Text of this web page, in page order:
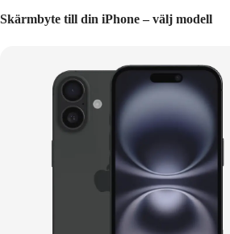
Skärmbyte till din iPhone – välj modell